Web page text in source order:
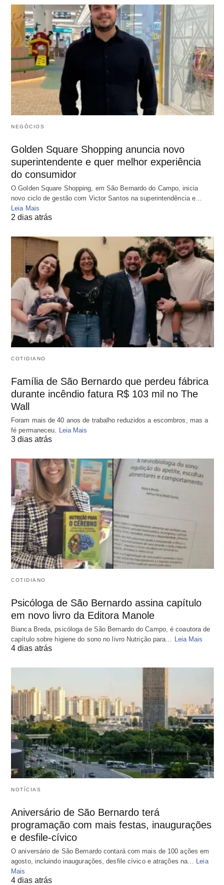
NEGÓCIOS
Golden Square Shopping anuncia novo
superintendente e quer melhor experiência
do consumidor
O Golden Square Shopping, em São Bernardo do Campo, inicia
novo ciclo de gestão com Victor Santos na superintendência e…
Leia Mais
2 dias atrás
COTIDIANO
Família de São Bernardo que perdeu fábrica
durante incêndio fatura R$ 103 mil no The
Wall
Foram mais de 40 anos de trabalho reduzidos a escombros, mas a
fé permaneceu. Leia Mais
3 dias atrás
COTIDIANO
Psicóloga de São Bernardo assina capítulo
em novo livro da Editora Manole
Bianca Breda, psicóloga de São Bernardo do Campo, é coautora de
capítulo sobre higiene do sono no livro Nutrição para… Leia Mais
4 dias atrás
NOTÍCIAS
Aniversário de São Bernardo terá
programação com mais festas, inaugurações
e desfile-cívico
O aniversário de São Bernardo contará com mais de 100 ações em
agosto, incluindo inaugurações, desfile cívico e atrações na…
Leia
Mais
4 dias atrás